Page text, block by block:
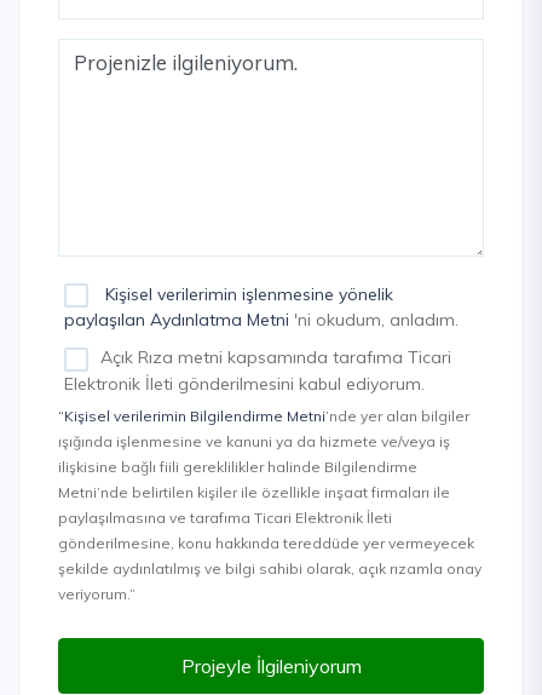
Kişisel verilerimin işlenmesine yönelik
paylaşılan Aydınlatma Metni 'ni okudum, anladım.
Açık Rıza metni kapsamında tarafıma Ticari
Elektronik İleti gönderilmesini kabul ediyorum.
“Kişisel verilerimin Bilgilendirme Metni’nde yer alan bilgiler
ışığında işlenmesine ve kanuni ya da hizmete ve/veya iş
ilişkisine bağlı fiili gereklilikler halinde Bilgilendirme
Metni’nde belirtilen kişiler ile özellikle inşaat firmaları ile
paylaşılmasına ve tarafıma Ticari Elektronik İleti
gönderilmesine, konu hakkında tereddüde yer vermeyecek
şekilde aydınlatılmış ve bilgi sahibi olarak, açık rızamla onay
veriyorum.”
Projeyle İlgileniyorum